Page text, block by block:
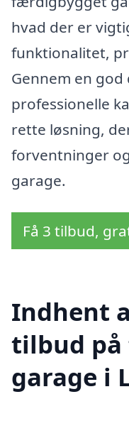
hvad der er
funktionalitet,
Gennem en
professionelle
rette løsning,
forventninger
garage.
Få 3 tilbud,
Indhent
tilbud
garage i